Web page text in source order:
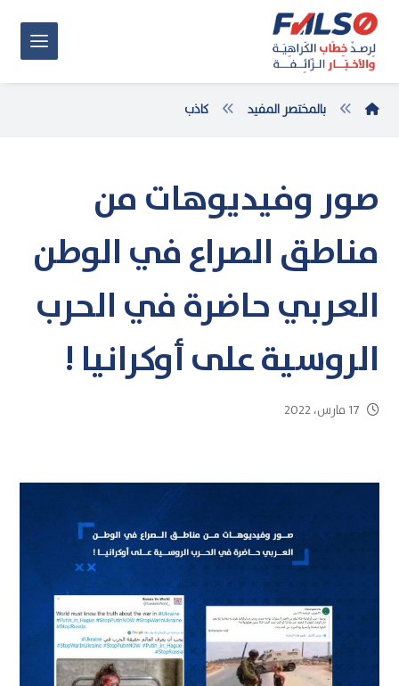
بالمختصر المفيد كاذب
صور وفيديوهات من
مناطق الصراع في الوطن
العربي حاضرة في الحرب
الروسية على أوكرانيا !
17 مارس، 2022